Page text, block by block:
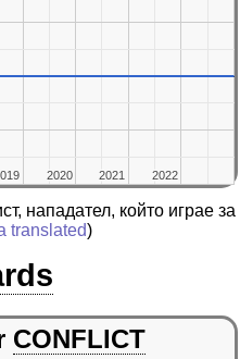
2020
2020 2021
2021 2022
2022
нападател, който играе за
translated)
CONFLICT